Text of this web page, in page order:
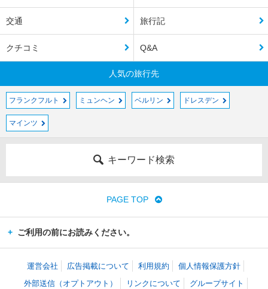
交通 旅行記
クチコミ Q&A
人気の旅行先
フランクフルト ミュンヘン ベルリン ドレスデン
マインツ
キーワード検索
PAGE TOP
ご利用の前にお読みください。
運営会社 広告掲載について 利用規約
個人情報保護方針
外部送信（オプトアウト）
リンクについて グループサイト